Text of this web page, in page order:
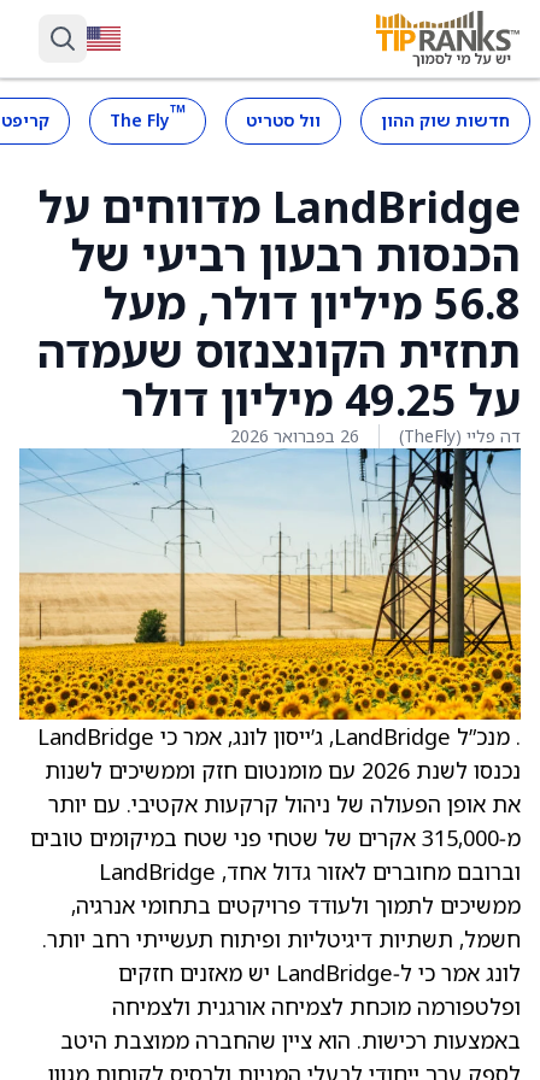
חדשות שוק ההון וול סטריט ™
The Fly
LandBridge מדווחים על
הכנסות רבעון רביעי של
56.8 מיליון דולר, מעל
תחזית הקונצנזוס שעמדה
על 49.25 מיליון דולר
דה פליי (TheFly) 26 בפברואר 2026
. מנכ”ל LandBridge, ג’ייסון לונג, אמר כי LandBridge
נכנסו לשנת 2026 עם מומנטום חזק וממשיכים לשנות
את אופן הפעולה של ניהול קרקעות אקטיבי. עם יותר
מ‑315,000 אקרים של שטחי פני שטח במיקומים טובים
וברובם מחוברים לאזור גדול אחד, LandBridge
ממשיכים לתמוך ולעודד פרויקטים בתחומי אנרגיה,
חשמל, תשתיות דיגיטליות ופיתוח תעשייתי רחב יותר.
לונג אמר כי ל‑LandBridge יש מאזנים חזקים
ופלטפורמה מוכחת לצמיחה אורגנית ולצמיחה
באמצעות רכישות. הוא ציין שהחברה ממוצבת היטב
לספק ערך ייחודי לבעלי המניות ולבסיס לקוחות מגוון